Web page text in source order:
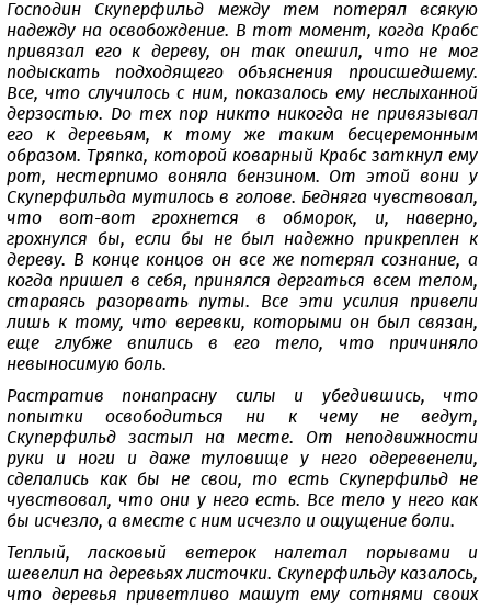
Господин Скуперфильд между тем потерял всякую
надежду на освобождение. В тот момент, когда Крабс
привязал его к дереву, он так опешил, что не мог
подыскать подходящего объяснения происшедшему.
Все, что случилось с ним, показалось ему неслыханной
дерзостью. До тех пор никто никогда не привязывал
его к деревьям, к тому же таким бесцеремонным
образом. Тряпка, которой коварный Крабс заткнул ему
рот, нестерпимо воняла бензином. От этой вони у
Скуперфильда мутилось в голове. Бедняга чувствовал,
что вот-вот грохнется в обморок, и, наверно,
грохнулся бы, если бы не был надежно прикреплен к
дереву. В конце концов он все же потерял сознание, а
когда пришел в себя, принялся дергаться всем телом,
стараясь разорвать путы. Все эти усилия привели
лишь к тому, что веревки, которыми он был связан,
еще глубже впились в его тело, что причиняло
невыносимую боль.
Растратив понапрасну силы и убедившись, что
попытки освободиться ни к чему не ведут,
Скуперфильд застыл на месте. От неподвижности
руки и ноги и даже туловище у него одеревенели,
сделались как бы не свои, то есть Скуперфильд не
чувствовал, что они у него есть. Все тело у него как
бы исчезло, а вместе с ним исчезло и ощущение боли.
Теплый, ласковый ветерок налетал порывами и
шевелил на деревьях листочки. Скуперфильду казалось,
что деревья приветливо машут ему сотнями своих